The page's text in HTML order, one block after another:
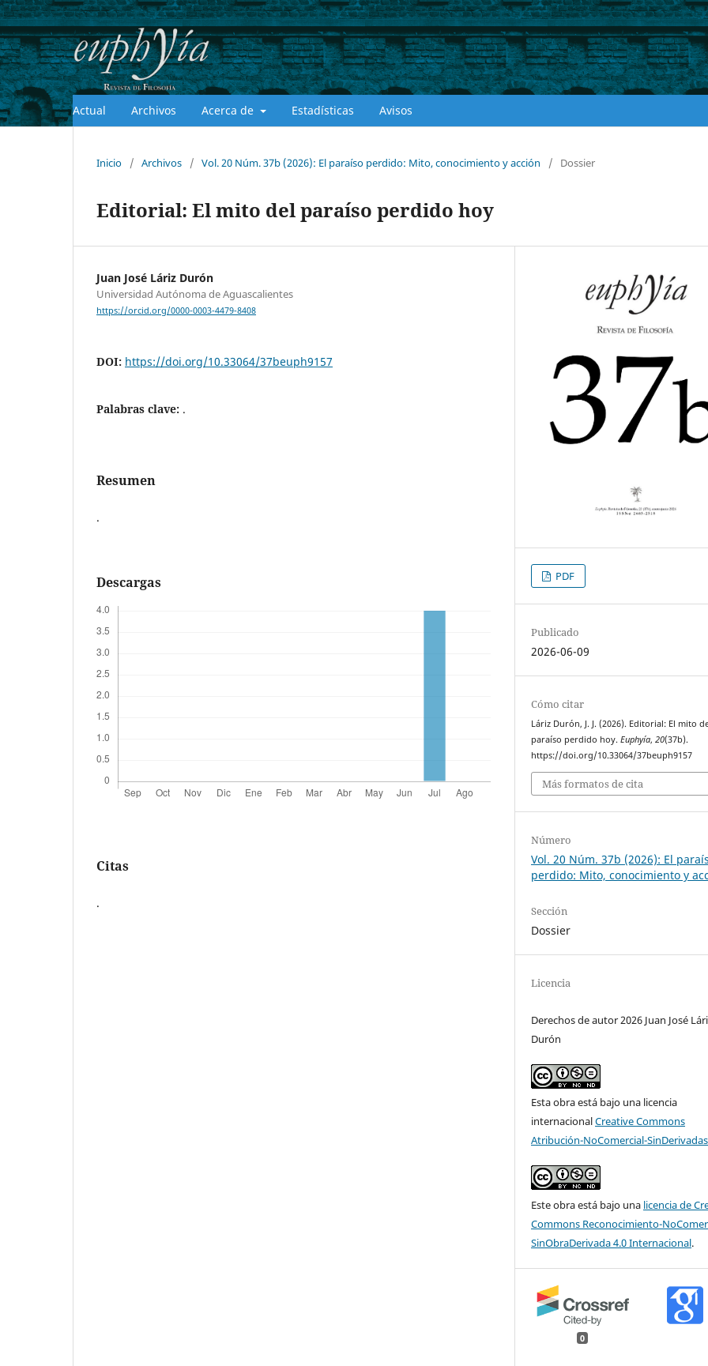
Actual Archivos Acerca de Estadísticas Avisos
Inicio / Archivos / Vol. 20 Núm. 37b (2026): El paraíso perdido: Mito, conocimiento y acción / Dossier
Editorial: El mito del paraíso perdido hoy
Juan José Láriz Durón
Universidad Autónoma de Aguascalientes
https://orcid.org/0000-0003-4479-8408
DOI: https://doi.org/10.33064/37beuph9157
Palabras clave: .
Resumen
.
Descargas
Citas
.
PDF
Publicado
2026-06-09
Cómo citar
Láriz Durón, J. J. (2026). Editorial: El mito
paraíso perdido hoy.Euphyía,20(37b).
https://doi.org/10.33064/37beuph9157
Más formatos de cita
Número
Vol. 20 Núm. 37b (2026): El
perdido: Mito, conocimiento y
Sección
Dossier
Licencia
Derechos de autor 2026 Juan José
Durón
Esta obra está bajo una licencia
internacionalCreative Commons
Atribución-NoComercial-
Este obra está bajo una licencia de
Commons Reconocimiento-
SinObraDerivada 4.0 Internacional.
0